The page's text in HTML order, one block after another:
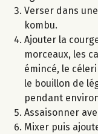
Verser dans
kombu.
Ajouter la
morceaux, les
émincé, le
le bouillon de
pendant
Assaisonner
Mixer puis